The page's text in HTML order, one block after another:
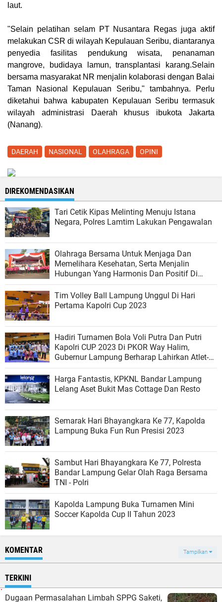
laut.
"Selain pelatihan selam PT Nusantara Regas juga aktif
melakukan CSR di wilayah Kepulauan Seribu, diantaranya
penyedia fasilitas pendukung wisata, penanaman
mangrove, budidaya lamun, transplantasi karang.Selain
bersama masyarakat NR menjalin kolaborasi dengan Balai
Taman Nasional Kepulauan Seribu," tambahnya. Perlu
diketahui bahwa kabupaten Kepulauan Seribu termasuk
wilayah administrasi Daerah khusus ibukota Jakarta
(Nanang).
DAERAH NASIONAL OLAHRAGA OPINI
DIREKOMENDASIKAN
Tari Cetik Kipas Melinting Menuju Istana
Negara, Polres Lamtim Lakukan Pengawalan
Olahraga Bersama Untuk Menjaga Dan
Memelihara Kesehatan, Serta Menjalin
Hubungan Yang Harmonis Dan Positif Di
Polda Lampung
Tim Volley Ball Lampung Unggul Di Hari
Pertama Kapolri Cup 2023
Hadiri Turnamen Bola Voli Putra Dan Putri
Kapolri CUP 2023 Di PKOR Way Halim,
Gubernur Lampung Berharap Lahirkan Atlet-
atlet Muda Berprestasi
Harga Fantastis, KPKNL Bandar Lampung
Lelang Aset Bukit Mas Cottage Dan Resto
Semarak Hari Bhayangkara Ke 77, Kapolda
Lampung Buka Fun Run Presisi 2023
Sambut Hari Bhayangkara Ke 77, Polresta
Bandar Lampung Gelar Olah Raga Bersama
TNI - Polri
Kapolda Lampung Buka Turnamen Mini
Soccer Kapolda Cup II Tahun 2023
KOMENTAR Tampilkan
TERKINI
Dugaan Permasalahan Limbah SPPG Saketi,